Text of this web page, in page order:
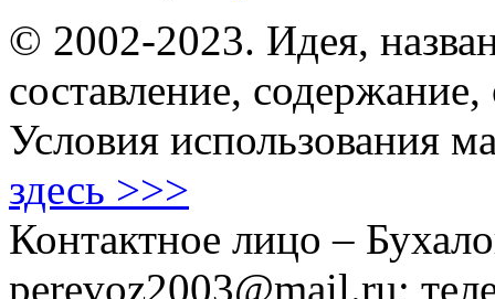
© 2002-2023. Идея,
составление,
Условия использования
здесь >>>
Контактное лицо –
perevoz2003@mail.ru;